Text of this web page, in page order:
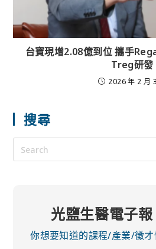
台寶現增2.08億到位 攜手
Treg研發
2026 年 2 月
搜尋
光鹽生醫電子報
你想要知道的課程/產業/徵